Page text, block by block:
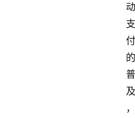
动
支
付
的
普
及
，